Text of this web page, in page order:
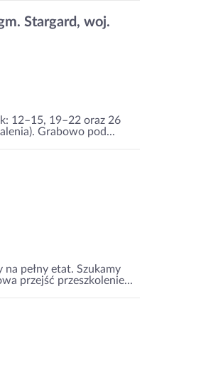
Stargard, woj.
12–15, 19–22 oraz 26
Grabowo pod...
pełny etat. Szukamy
przejść przeszkolenie...